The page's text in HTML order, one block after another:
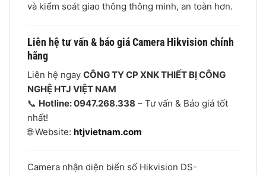
và kiểm soát giao thông thông minh, an toàn hơn.
Liên hệ tư vấn & báo giá Camera Hikvision chính
hãng
Liên hệ ngay CÔNG TY CP XNK THIẾT BỊ CÔNG
NGHỆ HTJ VIỆT NAM
📞 Hotline: 0947.268.338 – Tư vấn & Báo giá tốt
nhất!
🌐 Website: htjvietnam.com
Camera nhận diện biển số Hikvision DS-